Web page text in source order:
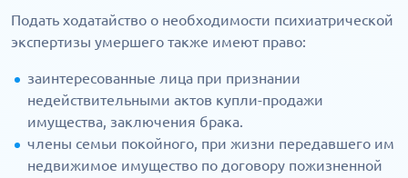
Подать ходатайство о необходимости психиатрической
экспертизы умершего также имеют право:
заинтересованные лица при признании
недействительными актов купли-продажи
имущества, заключения брака.
члены семьи покойного, при жизни передавшего им
недвижимое имущество по договору пожизненной